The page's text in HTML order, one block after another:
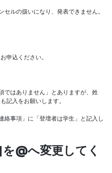
ルの扱いになり、発表できません。
申込ください。
ではありません」とありますが、姓
記入をお願いします。
絡事項」に「登壇者は学生」と記入し
@へ変更してく